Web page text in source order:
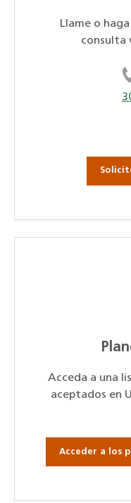
Llame o
consulta
Acceda a una
aceptados en
Acceder a los